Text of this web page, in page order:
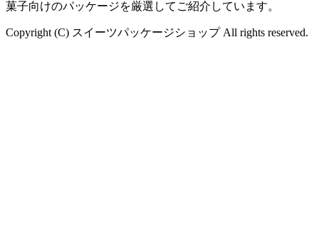
菓子向けのパッケージを厳選してご紹介しています。
Copyright (C) スイーツパッケージショップ All rights reserved.